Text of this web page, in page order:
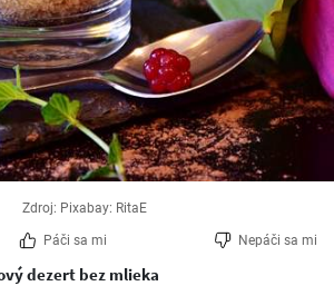
Zdroj: Pixabay: RitaE
Páči sa mi Nepáči sa mi
dezert bez mlieka